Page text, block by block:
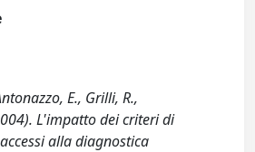
E., Grilli, R.,
L'impatto dei criteri di
alla diagnostica